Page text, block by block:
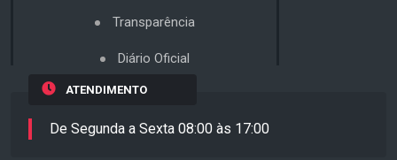
Transparência
Diário Oficial
ATENDIMENTO
De Segunda a Sexta 08:00 às 17:00